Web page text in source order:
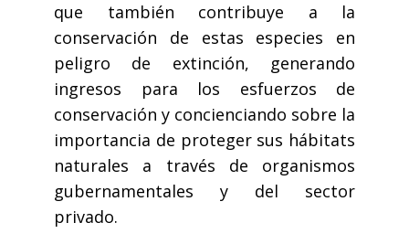
que también contribuye a la
conservación de estas especies en
peligro de extinción, generando
ingresos para los esfuerzos de
conservación y concienciando sobre la
importancia de proteger sus hábitats
naturales a través de organismos
gubernamentales y del sector
privado.